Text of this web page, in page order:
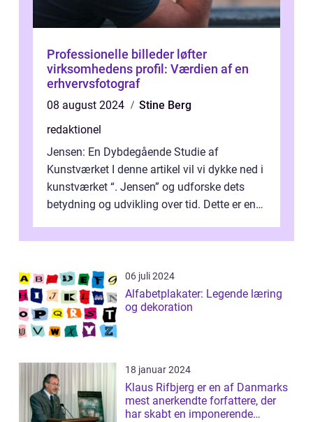
Professionelle billeder løfter
virksomhedens profil: Værdien af en
erhvervsfotograf
08 august 2024
Stine Berg
redaktionel
Jensen: En Dybdegående Studie af
Kunstværket I denne artikel vil vi dykke ned i
kunstværket “. Jensen” og udforske dets
betydning og udvikling over tid. Dette er en
06 juli 2024
Alfabetplakater: Legende læring
og dekoration
18 januar 2024
Klaus Rifbjerg er en af Danmarks
mest anerkendte forfattere, der
har skabt en imponerende